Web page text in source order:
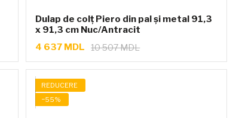
Dulap de colț Piero din pal și metal 91,3
x 91,3 cm Nuc/Antracit
10 507 MDL
4 637 MDL
REDUCERE
−55%